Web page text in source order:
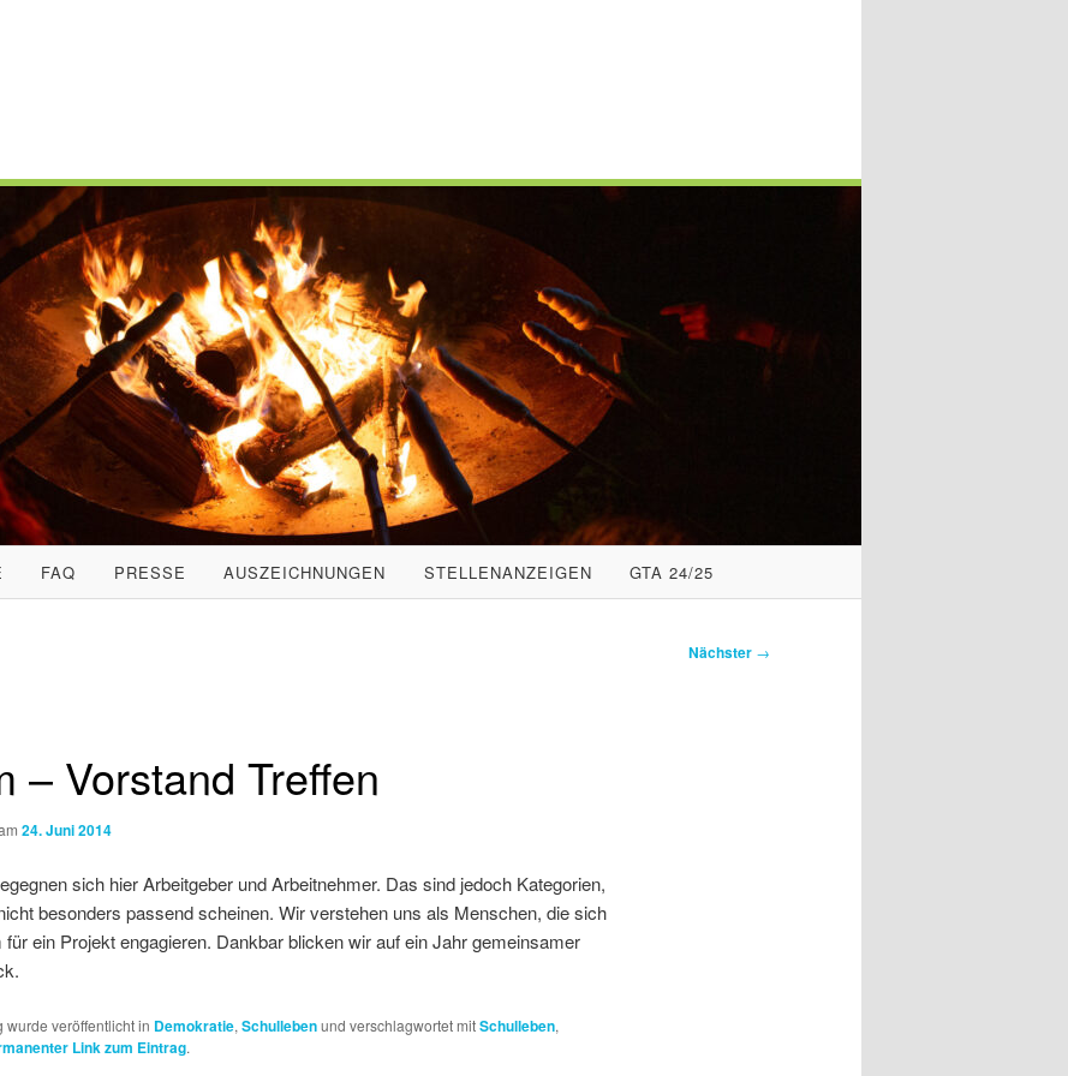
FAQ PRESSE AUSZEICHNUNGEN STELLENANZEIGEN GTA 24/25
Nächster →
– Vorstand Treffen
24. Juni 2014
sich hier Arbeitgeber und Arbeitnehmer. Das sind jedoch Kategorien,
besonders passend scheinen. Wir verstehen uns als Menschen, die sich
ein Projekt engagieren. Dankbar blicken wir auf ein Jahr gemeinsamer
wurde veröffentlicht in Demokratie, Schullebenund verschlagwortet mitSchulleben,
Link zum Eintrag.